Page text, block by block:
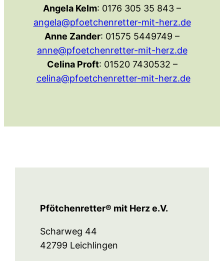
Angela Kelm: 0176 305 35 843 –
angela@pfoetchenretter-mit-herz.de
Anne Zander: 01575 5449749 –
anne@pfoetchenretter-mit-herz.de
Celina Proft: 01520 7430532 –
celina@pfoetchenretter-mit-herz.de
Pfötchenretter® mit Herz e.V.
Scharweg 44
42799 Leichlingen